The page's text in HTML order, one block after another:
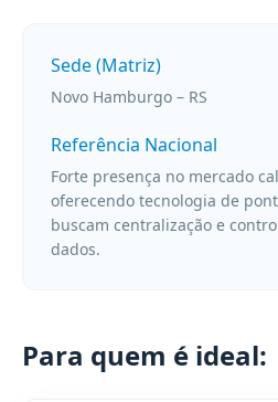
Sede (Matriz)
Novo Hamburgo – RS
Referência Nacional
Forte presença no mercado
oferecendo tecnologia de
buscam centralização e
dados.
Para quem é ideal: